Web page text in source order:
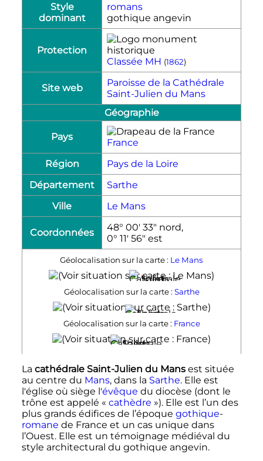
Style
dominant
romans
gothique angevin
Protection
Classée MH (1862)
Site web
Paroisse de la Cathédrale
Saint-Julien du Mans
Géographie
Pays
France
Région
Pays de la Loire
Département
Sarthe
Ville
Le Mans
Coordonnées
48° 00′ 33″ nord,
0° 11′ 56″ est
Géolocalisation sur la carte : Le Mans
Géolocalisation sur la carte : Sarthe
Géolocalisation sur la carte : France
La cathédrale Saint-Julien du Mansest située
au centre du Mans, dans la Sarthe. Elle est
l'église où siège l'évêque du diocèse (dont le
trône est appelé « cathèdre »). Elle est l’un des
plus grands édifices de l’époque gothique-
romane de France et un cas unique dans
l’Ouest. Elle est un témoignage médiéval du
style architectural du gothique angevin.